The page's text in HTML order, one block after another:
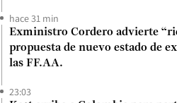
hace 31 min
Exministro Cordero advierte
propuesta de nuevo estado de
las FF.AA.
23:03